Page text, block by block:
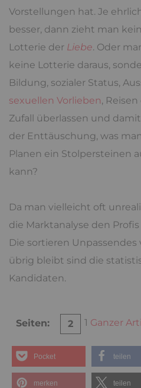
Vorstellungen hat. Je
besser, dann zieht man
Lotterie der Liebe. Oder
keine Lotterie daraus,
Bildung, sozialer Status,
sexuellen Vorlieben,
Zufall überlassen und
der Enttäuschung, was
Planen ein Stolpersteinen
kann?
Da man vielleicht oft
die Marktanalyse den
Die sortieren Unpassendes
übrig bleibt sind die
Kandidaten.
Seiten: 1
2 Ganzer
Pocket teilen
merken teilen